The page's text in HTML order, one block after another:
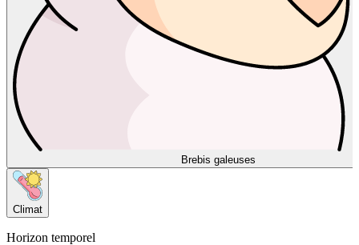
Brebis galeuses
Climat
Horizon temporel